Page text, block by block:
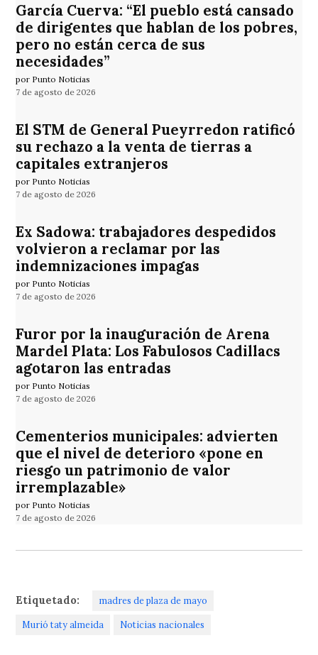
García Cuerva: “El pueblo está cansado
de dirigentes que hablan de los pobres,
pero no están cerca de sus
necesidades”
por Punto Noticias
7 de agosto de 2026
El STM de General Pueyrredon ratificó
su rechazo a la venta de tierras a
capitales extranjeros
por Punto Noticias
7 de agosto de 2026
Ex Sadowa: trabajadores despedidos
volvieron a reclamar por las
indemnizaciones impagas
por Punto Noticias
7 de agosto de 2026
Furor por la inauguración de Arena
Mardel Plata: Los Fabulosos Cadillacs
agotaron las entradas
por Punto Noticias
7 de agosto de 2026
Cementerios municipales: advierten
que el nivel de deterioro «pone en
riesgo un patrimonio de valor
irremplazable»
por Punto Noticias
7 de agosto de 2026
Etiquetado: madres de plaza de mayo
Murió taty almeida Noticias nacionales